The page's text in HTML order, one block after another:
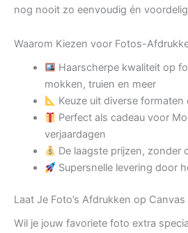
nog nooit zo eenvoudig én
Waarom Kiezen voor Fotos-
Haarscherpe kwaliteit op
mokken, truien en meer
Keuze uit diverse
Perfect als cadeau voor
verjaardagen
De laagste prijzen, zonder
Supersnelle levering door
Laat Je Foto’s Afdrukken op Canvas
Wil je jouw favoriete foto extra